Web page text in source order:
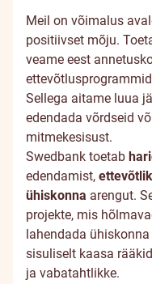
Meil on võimalus
positiivset mõju.
veame eest
Sellega aitame luua
edendada võrdseid
mitmekesisust.
Swedbank toetab
edendamist,
ühiskonna arengut.
projekte, mis
lahendada
sisuliselt kaasa
ja vabatahtlikke.